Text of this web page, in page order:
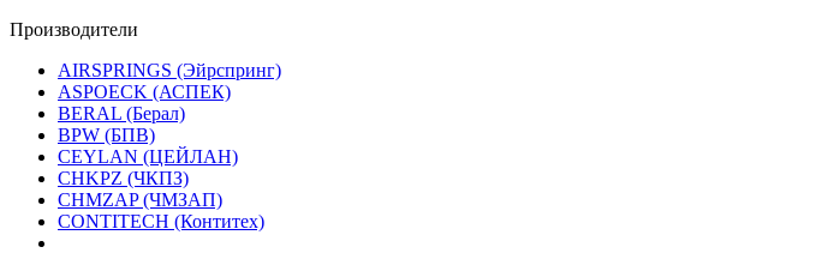
Производители
AIRSPRINGS (Эйрспринг)
ASPOECK (АСПЕК)
BERAL (Берал)
BPW (БПВ)
CEYLAN (ЦЕЙЛАН)
CHKPZ (ЧКПЗ)
CHMZAP (ЧМЗАП)
CONTITECH (Контитех)